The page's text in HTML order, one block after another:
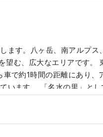
ます。八ヶ岳、南アルプス
望む、広大なエリアです。
で約1時間の距離にあり、
います。 「名水の里」と
この豊かな水の恵みは、
な食を楽しむことができま